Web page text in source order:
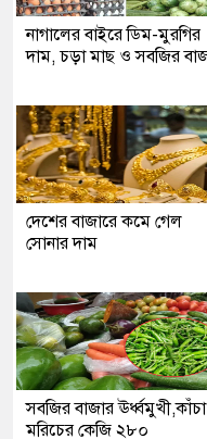
নাগালের বাইরে ডিম-মুরগির
দাম, চড়া মাছ ও সবজির
দেশের বাজারে কমে গেল
সোনার দাম
সবজির বাজার ঊর্ধ্বমুখী,কাঁচা
মরিচের কেজি ২৮০